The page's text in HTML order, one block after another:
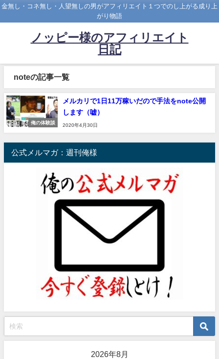
金無し・コネ無し・人望無しの男がアフィリエイト１つでのし上がる成り上
がり物語
ノッピー様のアフィリエイト
日記
noteの記事一覧
俺の体験談
メルカリで1日11万稼いだので手法をnote公開
します（嘘）
2020年4月30日
公式メルマガ：週刊俺様
2026年8月